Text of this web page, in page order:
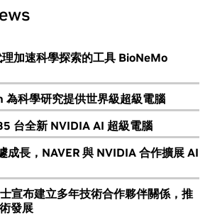
加速科學探索的工具 BioNeMo
為科學研究提供世界級超級電腦
台全新 NVIDIA AI 超級電腦
成長，NAVER 與 NVIDIA 合作擴展 AI
宣布建立多年技術合作夥伴關係，推
發展